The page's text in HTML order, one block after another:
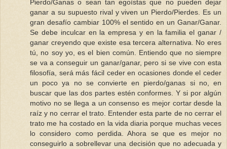
Pierdo/Ganas o sean tan egoístas que no pueden dejar
ganar a su supuesto rival y viven un Pierdo/Pierdes. Es un
gran desafío cambiar 100% el sentido en un Ganar/Ganar.
Se debe inculcar en la empresa y en la familia el ganar /
ganar creyendo que existe esa tercera alternativa. No eres
tú, no soy yo, es el bien común. Entiendo que no siempre
se va a conseguir un ganar/ganar, pero si se vive con esta
filosofía, será más fácil ceder en ocasiones donde el ceder
un poco ya no se convierte en pierdo/ganas si no, en
buscar que las dos partes estén conformes. Y si por algún
motivo no se llega a un consenso es mejor cortar desde la
raíz y no cerrar el trato. Entender esta parte de no cerrar el
trato me ha costado en la vida diaria porque muchas veces
lo considero como perdida. Ahora se que es mejor no
conseguirlo a sobrellevar una decisión que no adecuada y